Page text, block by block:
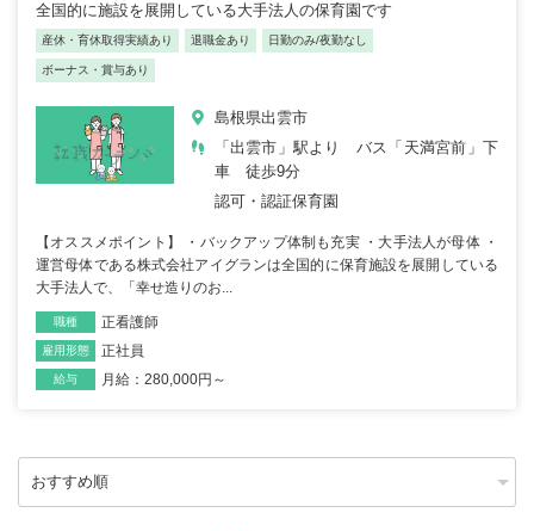
全国的に施設を展開している大手法人の保育園です
産休・育休取得実績あり 退職金あり 日勤のみ/夜勤なし
ボーナス・賞与あり
島根県出雲市
「出雲市」駅より バス「天満宮前」下
車 徒歩9分
認可・認証保育園
【オススメポイント】 ・バックアップ体制も充実 ・大手法人が母体 ・
運営母体である株式会社アイグランは全国的に保育施設を展開している
大手法人で、「幸せ造りのお...
職種 正看護師
雇用形態 正社員
給与 月給：280,000円～